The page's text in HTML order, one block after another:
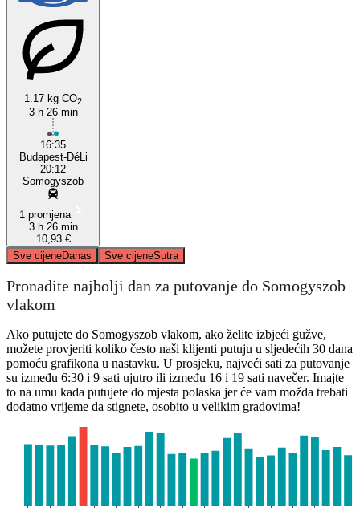
1.17 kg CO2
3 h 26 min
16:35
Budapest-DéLi
20:12
Somogyszob
1 promjena
3 h 26 min
10,93 €
Sve cijeneDanas Sve cijeneSutra
Pronađite najbolji dan za putovanje do Somogyszob
vlakom
Ako putujete do Somogyszob vlakom, ako želite izbjeći gužve,
možete provjeriti koliko često naši klijenti putuju u sljedećih 30 dana
pomoću grafikona u nastavku. U prosjeku, najveći sati za putovanje
su između 6:30 i 9 sati ujutro ili između 16 i 19 sati navečer. Imajte
to na umu kada putujete do mjesta polaska jer će vam možda trebati
dodatno vrijeme da stignete, osobito u velikim gradovima!